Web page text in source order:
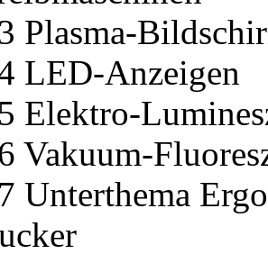
Plasma-
LED-Anzeigen
Elektro-
Vakuum-
Unterthema